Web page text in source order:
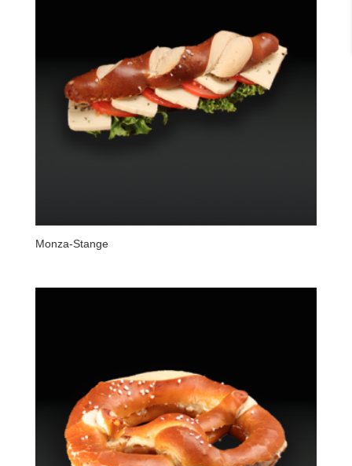
Monza-Stange